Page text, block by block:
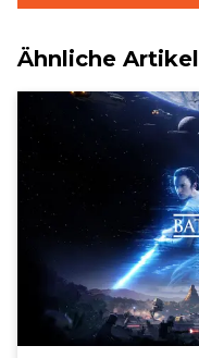
Ähnliche Artikel